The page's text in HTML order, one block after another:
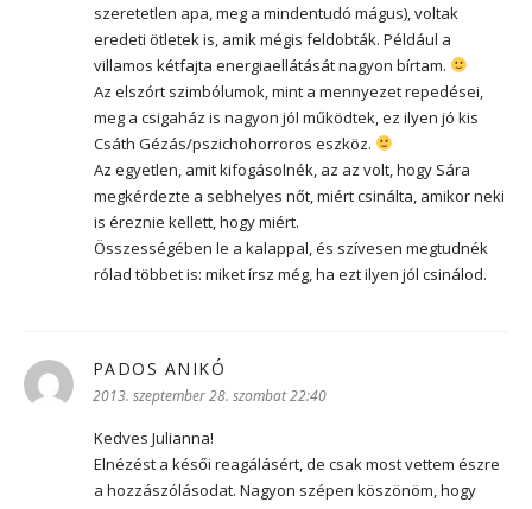
szeretetlen apa, meg a mindentudó mágus), voltak
eredeti ötletek is, amik mégis feldobták. Például a
villamos kétfajta energiaellátását nagyon bírtam.
Az elszórt szimbólumok, mint a mennyezet repedései,
meg a csigaház is nagyon jól működtek, ez ilyen jó kis
Csáth Gézás/pszichohorroros eszköz.
Az egyetlen, amit kifogásolnék, az az volt, hogy Sára
megkérdezte a sebhelyes nőt, miért csinálta, amikor neki
is éreznie kellett, hogy miért.
Összességében le a kalappal, és szívesen megtudnék
rólad többet is: miket írsz még, ha ezt ilyen jól csinálod.
PADOS ANIKÓ
2013. szeptember 28. szombat 22:40
Kedves Julianna!
Elnézést a késői reagálásért, de csak most vettem észre
a hozzászólásodat. Nagyon szépen köszönöm, hogy